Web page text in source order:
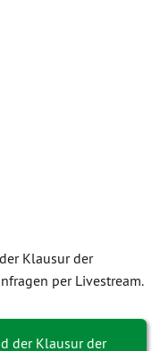
Klausur der
per Livestream.
der Klausur der